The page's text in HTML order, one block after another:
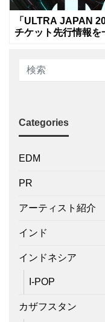
「ULTRA JAPAN
チケット先行情報を
Categories
EDM
PR
アーティスト紹介
インド
インドネシア
I-POP
カザフスタン